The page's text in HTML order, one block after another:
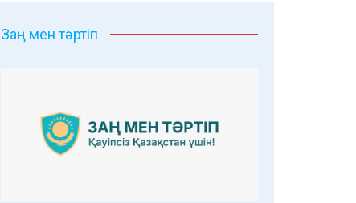
Заң мен тәртіп